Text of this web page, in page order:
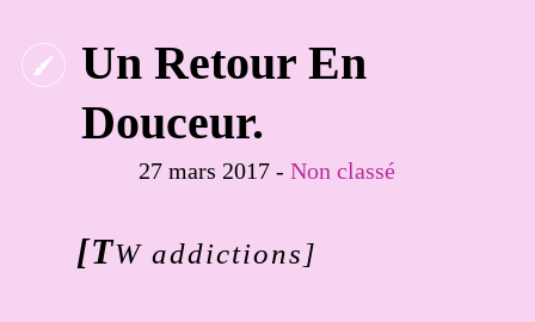
Un Retour En
Douceur.
27 mars 2017 -Non classé
[TW addictions]